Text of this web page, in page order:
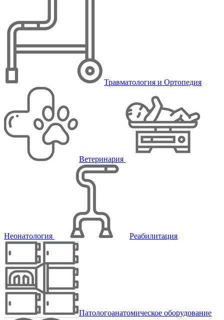
Травматология и Ортопедия
Ветеринария
Неонатология Реабилитация
Патологоанатомическое оборудование